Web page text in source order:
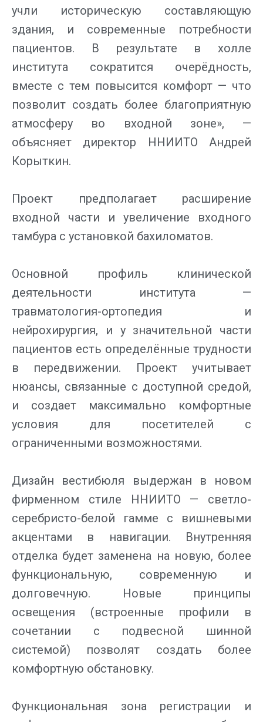
учли историческую составляющую
здания, и современные потребности
пациентов. В результате в холле
института сократится очерёдность,
вместе с тем повысится комфорт — что
позволит создать более благоприятную
атмосферу во входной зоне», —
объясняет директор ННИИТО Андрей
Корыткин.
Проект предполагает расширение
входной части и увеличение входного
тамбура с установкой бахиломатов.
Основной профиль клинической
деятельности института —
травматология-ортопедия и
нейрохирургия, и у значительной части
пациентов есть определённые трудности
в передвижении. Проект учитывает
нюансы, связанные с доступной средой,
и создает максимально комфортные
условия для посетителей с
ограниченными возможностями.
Дизайн вестибюля выдержан в новом
фирменном стиле ННИИТО — светло-
серебристо-белой гамме с вишневыми
акцентами в навигации. Внутренняя
отделка будет заменена на новую, более
функциональную, современную и
долговечную. Новые принципы
освещения (встроенные профили в
сочетании с подвесной шинной
системой) позволят создать более
комфортную обстановку.
Функциональная зона регистрации и